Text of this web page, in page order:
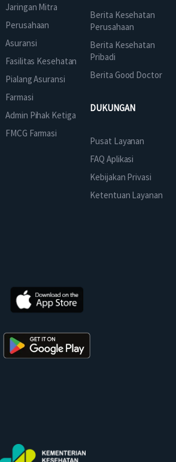
Jaringan Mitra
Perusahaan
Asuransi
Fasilitas Kesehatan
Pialang Asuransi
Farmasi
Admin Pihak Ketiga
FMCG Farmasi
Berita Kesehatan
Perusahaan
Berita Kesehatan
Pribadi
Berita Good Doctor
DUKUNGAN
Pusat Layanan
FAQ Aplikasi
Kebijakan Privasi
Ketentuan Layanan